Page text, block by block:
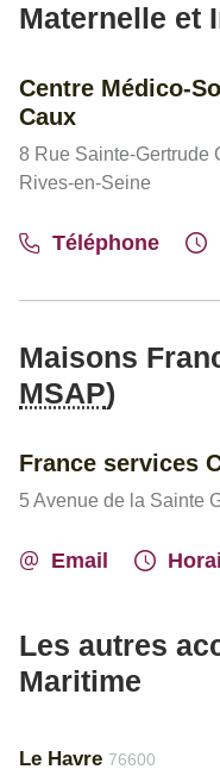
Maternelle et
Centre Médico-
Caux
8 Rue Sainte-Gertrude
Rives-en-Seine
Téléphone
Maisons
MSAP)
France services
5 Avenue de la Sainte
Email
Les autres
Maritime
Le Havre 76600